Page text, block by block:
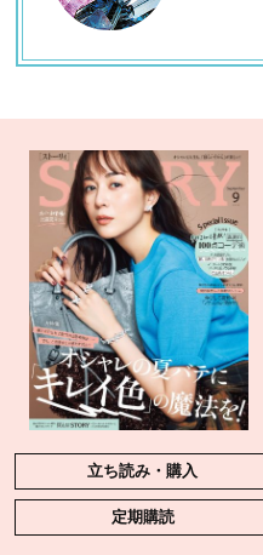
立ち読み・購入
定期購読